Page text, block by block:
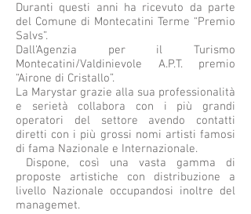
Duranti questi anni ha ricevuto da parte
del Comune di Montecatini Terme “Premio
Salvs”.
Dall'Agenzia per il Turismo
Montecatini/Valdinievole A.P.T. premio
“Airone di Cristallo”.
La Marystar grazie alla sua professionalità
e serietà collabora con i più grandi
operatori del settore avendo contatti
diretti con i più grossi nomi artisti famosi
di fama Nazionale e Internazionale.
Dispone, così una vasta gamma di
proposte artistiche con distribuzione a
livello Nazionale occupandosi inoltre del
managemet.